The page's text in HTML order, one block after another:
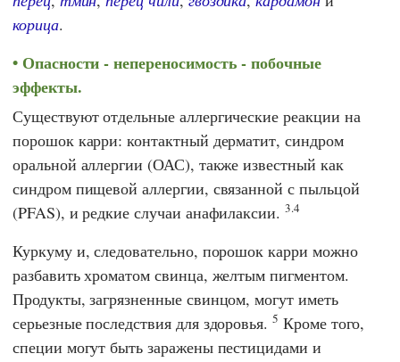
корица.
Опасности - непереносимость - побочные
эффекты.
Существуют отдельные аллергические реакции на
порошок карри: контактный дерматит, синдром
оральной аллергии (ОАС), также известный как
синдром пищевой аллергии, связанной с пыльцой
(PFAS), и редкие случаи анафилаксии.3.4
Куркуму и, следовательно, порошок карри можно
разбавить хроматом свинца, желтым пигментом.
Продукты, загрязненные свинцом, могут иметь
серьезные последствия для здоровья.5 Кроме того,
специи могут быть заражены пестицидами и